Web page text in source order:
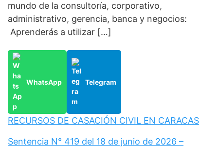
mundo de la consultoría, corporativo,
administrativo, gerencia, banca y negocios:
Aprenderás a utilizar […]
WhatsApp Telegram
RECURSOS DE CASACIÓN CIVIL EN CARACAS
Sentencia N° 419 del 18 de junio de 2026 –